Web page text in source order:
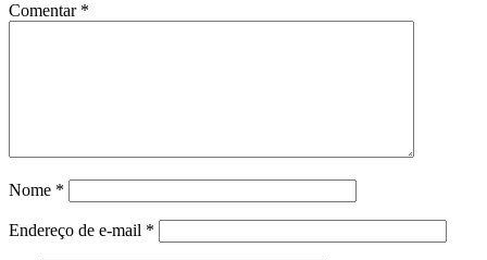
Comentar *
Nome *
Endereço de e-mail *